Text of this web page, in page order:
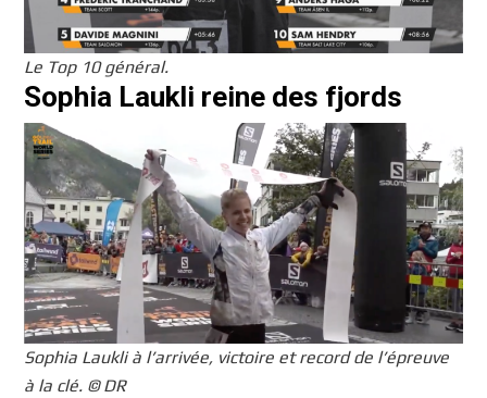
Le Top 10 général.
Sophia Laukli reine des fjords
Sophia Laukli à l’arrivée, victoire et record de l’épreuve
à la clé. © DR